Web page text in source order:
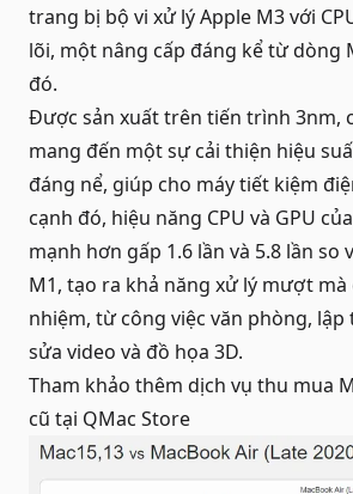
trang bị bộ vi xử lý Apple M3 với
lõi, một nâng cấp đáng kể từ dòng
đó.
Được sản xuất trên tiến trình 3nm,
mang đến một sự cải thiện hiệu
đáng nể, giúp cho máy tiết kiệm
cạnh đó, hiệu năng CPU và GPU
mạnh hơn gấp 1.6 lần và 5.8 lần so
M1, tạo ra khả năng xử lý mượt mà
nhiệm, từ công việc văn phòng,
sửa video và đồ họa 3D.
Tham khảo thêm dịch vụ thu mua
cũ tại QMac Store